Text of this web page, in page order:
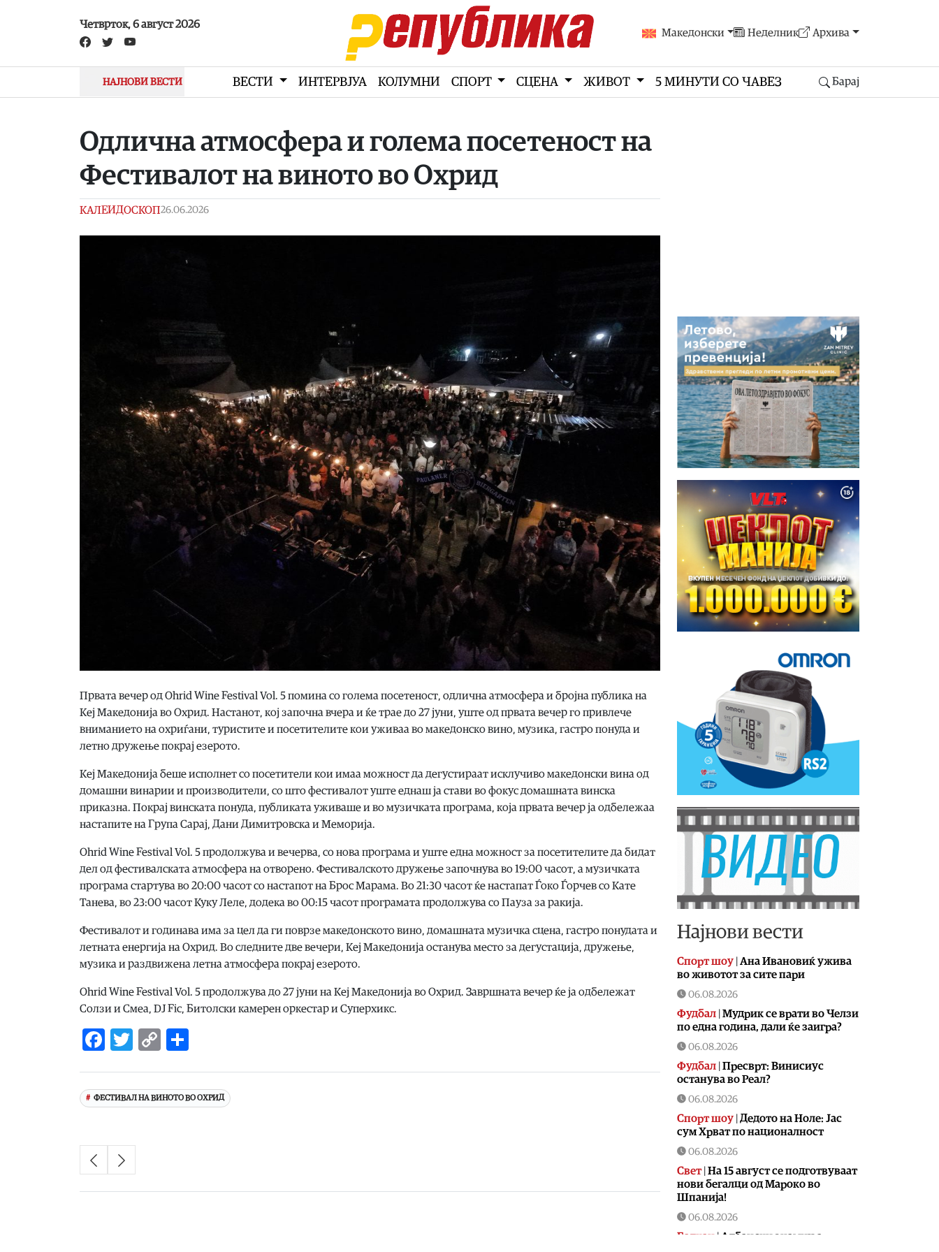
Четврток, 6 август 2026
Македонски Неделник Архива
НАЈНОВИ ВЕСТИ ВЕСТИ ИНТЕРВЈУА КОЛУМНИ СПОРТ СЦЕНА ЖИВОТ 5 МИНУТИ СО ЧАВЕЗ Барај
Одлична атмосфера и голема посетеност на
Фестивалот на виното во Охрид
КАЛЕИДОСКОП26.06.2026
Првата вечер од Ohrid Wine Festival Vol. 5 помина со голема посетеност, одлична атмосфера и бројна публика на
Кеј Македонија во Охрид. Настанот, кој започна вчера и ќе трае до 27 јуни, уште од првата вечер го привлече
вниманието на охриѓани, туристите и посетителите кои уживаа во македонско вино, музика, гастро понуда и
летно дружење покрај езерото.
Кеј Македонија беше исполнет со посетители кои имаа можност да дегустираат исклучиво македонски вина од
домашни винарии и производители, со што фестивалот уште еднаш ја стави во фокус домашната винска
приказна. Покрај винската понуда, публиката уживаше и во музичката програма, која првата вечер ја одбележаа
настапите на Група Сарај, Дани Димитровска и Меморија.
Ohrid Wine Festival Vol. 5 продолжува и вечерва, со нова програма и уште една можност за посетителите да бидат
дел од фестивалската атмосфера на отворено. Фестивалското дружење започнува во 19:00 часот, а музичката
програма стартува во 20:00 часот со настапот на Брос Марама. Во 21:30 часот ќе настапат Ѓоко Ѓорчев со Кате
Танева, во 23:00 часот Куку Леле, додека во 00:15 часот програмата продолжува со Пауза за ракија.
Фестивалот и годинава има за цел да ги поврзе македонското вино, домашната музичка сцена, гастро понудата и
летната енергија на Охрид. Во следните две вечери, Кеј Македонија останува место за дегустација, дружење,
музика и раздвижена летна атмосфера покрај езерото.
Ohrid Wine Festival Vol. 5 продолжува до 27 јуни на Кеј Македонија во Охрид. Завршната вечер ќе ја одбележат
Солзи и Смеа, DJ Fic, Битолски камерен оркестар и Суперхикс.
Facebook
Twitter
Copy
ФЕСТИВАЛ НА ВИНОТО ВО ОХРИД
Најнови вести
Спорт шоу | Aна Ивановиќ ужива
во животот за сите пари
06.08.2026
Фудбал | Мудрик се врати во Челзи
по една година, дали ќе заигра?
06.08.2026
Фудбал | Пресврт: Винисиус
останува во Реал?
06.08.2026
Спорт шоу | Дедото на Ноле: Јас
сум Хрват по националност
06.08.2026
Свет| На 15 август се подготвуваат
нови бегалци од Мароко во
Шпанија!
06.08.2026
Балкан | Албански знамиња